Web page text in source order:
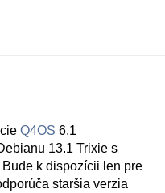
Q4OS 6.1
13.1 Trixie s
k dispozícii len pre
staršia verzia